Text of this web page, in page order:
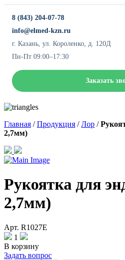
8 (843) 204-07-78
info@elmed-kzn.ru
г. Казань, ул. Короленко, д. 120Д
Пн-Пт 09:00–17:30
Заказать
Главная /Продукция /Лор /
2,7мм)
Рукоятка для
2,7мм)
Арт. R1027Е
1
В корзину
Задать вопрос